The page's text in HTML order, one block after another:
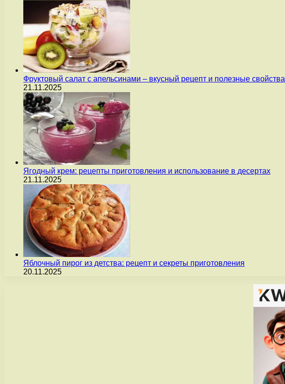
Фруктовый салат с апельсинами – вкусный рецепт и полезные свойства
21.11.2025
Ягодный крем: рецепты приготовления и использование в десертах
21.11.2025
Яблочный пирог из детства: рецепт и секреты приготовления
20.11.2025